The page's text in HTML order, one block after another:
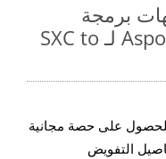
برمجة
التطبيقات Aspose.Total REST لـ SXC to
على حصة مجانية
التفويض